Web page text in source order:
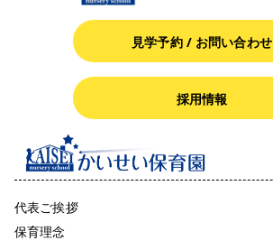
見学予約 / お問い合わせ
採用情報
代表ご挨拶
保育理念